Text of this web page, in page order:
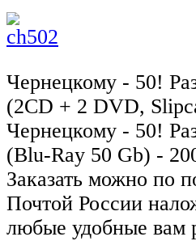
Чернецкому - 50!
(2CD + 2 DVD,
Чернецкому - 50!
(Blu-Ray 50 Gb) -
Заказать можно по
Почтой России
любые удобные вам